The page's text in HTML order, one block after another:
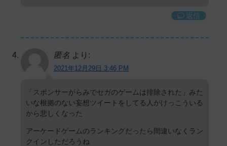
返信
匿名 より:
2021年12月29日 3:46 PM
「スポンサーがらみでセガのゲームは排除された」みた
いな根拠のない妄想ツイートをしてる人がけっこういる
から悲しくなった
アーケードゲームのランキングだったら間違いなくラン
クインしただろうね